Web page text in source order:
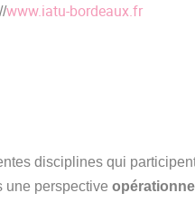
www.iatu-bordeaux.fr
disciplines qui
une perspective